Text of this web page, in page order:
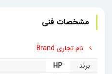
مشخصات فنی
نام تجاری Brand
برند
HP